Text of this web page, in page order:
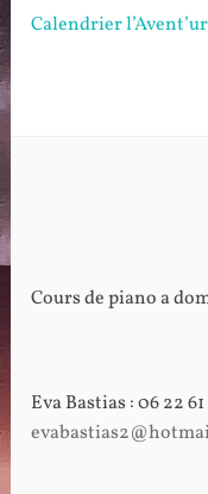
Calendrier
Cours de piano a
Eva Bastias : 06 22 61